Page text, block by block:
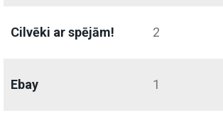
Cilvēki ar spējām! 2
Ebay 1